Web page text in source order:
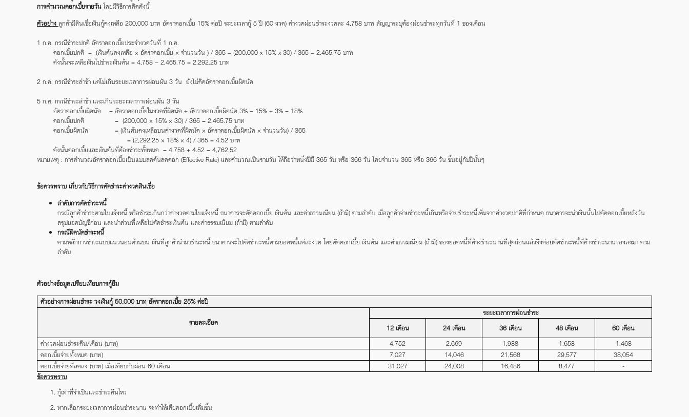
การคำนวณดอกเบี้ยรายวันโดยมีวิธีการคิดดังนี้
ตัวอย่าง ลูกค้ามีสินเชื่อเงินกู้คงเหลือ 200,000 บาท อัตราดอกเบี้ย 15% ต่อปี ระยะเวลากู้ 5 ปี (60 งวด) ค่างวดผ่อนชำระงวดละ 4,758 บาท สัญญาระบุต้องผ่อนชำระทุกวันที่ 1 ของเดือน
1 ก.ค. กรณีชำระปกติ อัตราดอกเบี้ยประจำงวดวันที่ 1 ก.ค.
ดอกเบี้ยปกติ = (เงินต้นคงเหลือ × อัตราดอกเบี้ย × จำนวนวัน ) / 365 = (200,000 x 15% x 30) / 365 = 2,465.75 บาท
ดังนั้นจะเหลือเงินไปชำระเงินต้น = 4,758 – 2,465.75 = 2,292.25 บาท
2 ก.ค. กรณีชำระล่าช้า แต่ไม่เกินระยะเวลาการผ่อนผัน 3 วัน ยังไม่คิดอัตราดอกเบี้ยผิดนัด
5 ก.ค. กรณีชำระล่าช้า และเกินระยะเวลาการผ่อนผัน 3 วัน
อัตราดอกเบี้ยผิดนัด = อัตราดอกเบี้ยในงวดที่ผิดนัด + อัตราดอกเบี้ยผิดนัด 3% = 15% + 3% = 18%
ดอกเบี้ยปกติ = (200,000 × 15% × 30) / 365 = 2,465.75 บาท
ดอกเบี้ยผิดนัด = (เงินต้นคงเหลือบนค่างวดที่ผิดนัด × อัตราดอกเบี้ยผิดนัด × จำนวนวัน) / 365
= (2,292.25 × 18% × 4) / 365 = 4.52 บาท
ดังนั้นดอกเบี้ยและเงินต้นที่ต้องชำระทั้งหมด = 4,758 + 4.52 = 4,762.52
หมายเหตุ : การคำนวณอัตราดอกเบี้ยเป็นแบบลดต้นลดดอก (Effective Rate) และคำนวณเป็นรายวัน ให้ถือว่าหนึ่งปีมี 365 วัน หรือ 366 วัน โดยจำนวน 365 หรือ 366 วัน ขึ้นอยู่กับปีนั้นๆ
ข้อควรทราบ เกี่ยวกับวิธีการตัดชำระค่างวดสินเชื่อ
ลำดับการตัดชำระหนี้
กรณีลูกค้าชำระตามใบแจ้งหนี้ หรือชำระเกินกว่าค่างวดตามใบแจ้งหนี้ ธนาคารจะตัดดอกเบี้ย เงินต้น และค่าธรรมเนียม (ถ้ามี) ตามลำดับ เมื่อลูกค้าจ่ายชำระหนี้เกินหรือจ่ายชำระหนี้เพิ่มจากค่างวดปกติที่กำหนด ธนาคารจะนำเงินนั้นไปตัดดอกเบี้ยหลังวัน
สรุปยอดบัญชีก่อน และนำส่วนที่เหลือไปตัดชำระเงินต้น และค่าธรรมเนียม (ถ้ามี) ตามลำดับ
กรณีผิดนัดชำระหนี้
ตามหลักการชำระแบบแนวนอนด้านบน เงินที่ลูกค้านำมาชำระหนี้ ธนาคารจะไปตัดชำระหนี้ตามยอดหนี้แต่ละงวด โดยตัดดอกเบี้ย เงินต้น และค่าธรรมเนียม (ถ้ามี) ของยอดหนี้ที่ค้างชำระนานที่สุดก่อนแล้วจึงค่อยตัดชำระหนี้ที่ค้างชำระนานรองลงมา ตาม
ลำดับ
ตัวอย่างข้อมูลเปรียบเทียบการกู้ยืม
ตัวอย่างการผ่อนชำระ วงเงินกู้ 50,000 บาท อัตราดอกเบี้ย 25% ต่อปี
รายละเอียด
ระยะเวลาการผ่อนชำระ
12 เดือน
24 เดือน 36 เดือน 48 เดือน
60 เดือน
ค่างวดผ่อนชำระคืน/เดือน (บาท)
4,752 2,669 1,988 1,658
1,468
ดอกเบี้ยจ่ายทั้งหมด (บาท)
7,027 14,046 21,568 29,577
38,054
ดอกเบี้ยจ่ายที่ลดลง (บาท) เมื่อเทียบกับผ่อน 60 เดือน
31,027 24,008 16,486 8,477
-
ข้อควรทราบ
กู้เท่าที่จำเป็นและชำระคืนไหว
หากเลือกระยะเวลาการผ่อนชำระนาน จะทำให้เสียดอกเบี้ยเพิ่มขึ้น